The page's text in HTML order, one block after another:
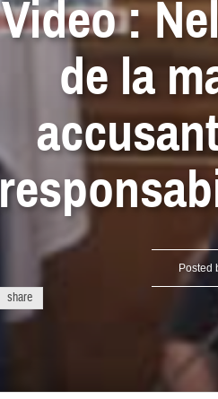
Video :
de la
Posted
share